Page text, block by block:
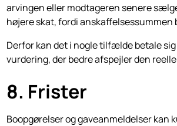
arvingen eller modtageren senere
højere skat, fordi anskaffelsessummen
Derfor kan det i nogle tilfælde betale
vurdering, der bedre afspejler den
8. Frister
Boopgørelser og gaveanmeldelser